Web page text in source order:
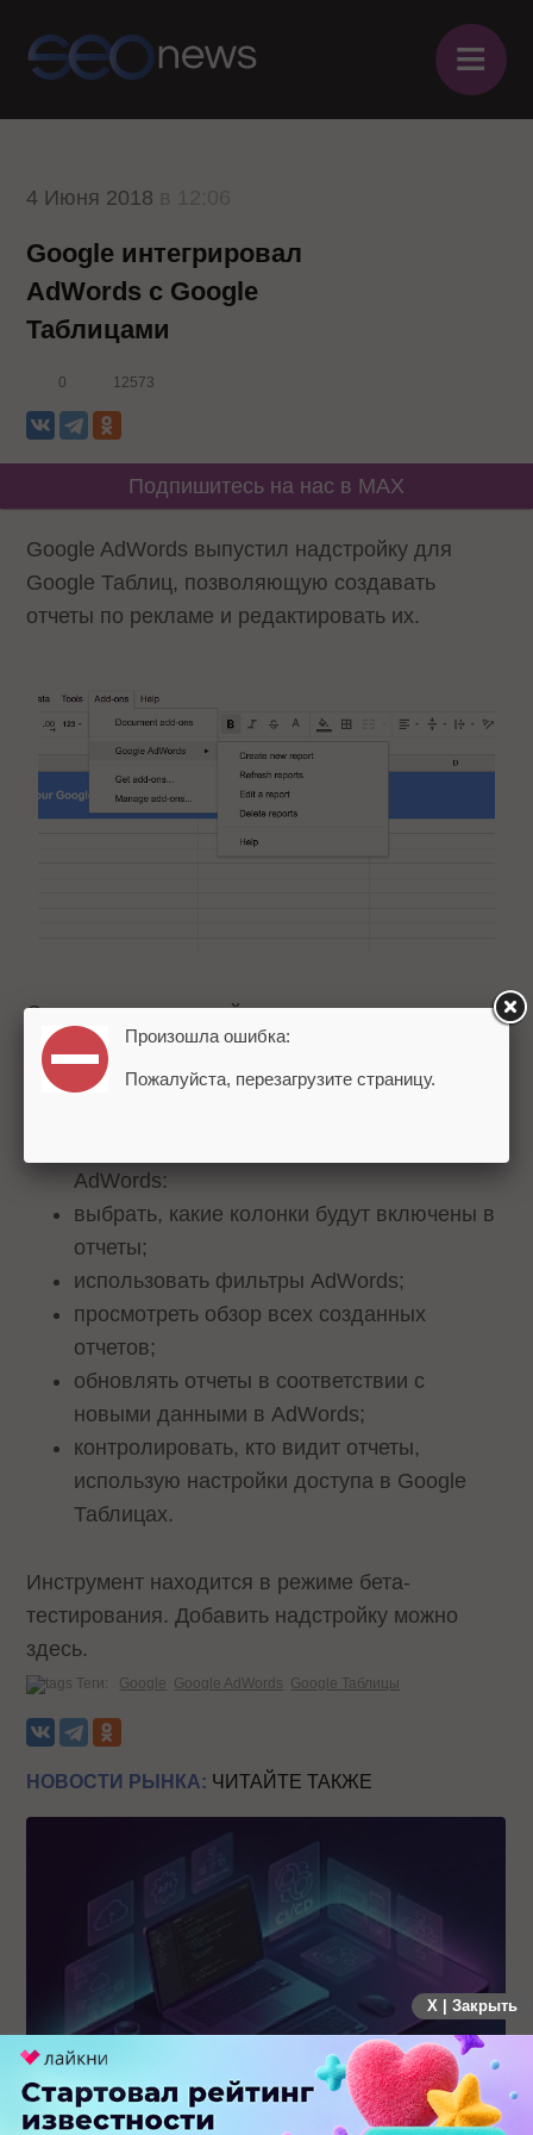
≡
4 Июня 2018
Google интегрировал
AdWords с Google
Таблицами
0 12573
Подпишитесь на нас в MAX
Google AdWords выпустил надстройку для
Google Таблиц, позволяющую создавать
отчеты по рекламе и редактировать их.
С помощью надстройки можно:
в несколько кликов создавать
AdWords:
выбрать, какие колонки будут включены в
отчеты;
использовать фильтры AdWords;
просмотреть обзор всех созданных
отчетов;
обновлять отчеты в соответствии с
новыми данными в AdWords;
контролировать, кто видит отчеты,
использую настройки доступа в Google
Таблицах.
Инструмент находится в режиме бета-
тестирования. Добавить надстройку можно
здесь.
Теги: Google Google AdWords Google Таблицы
НОВОСТИ РЫНКА: ЧИТАЙТЕ ТАКЖЕ
MAX открывает API и запускает программу поддержки
разработчиков альтернативных клиентов
X | Закрыть
Произошла ошибка:
Пожалуйста, перезагрузите страницу.